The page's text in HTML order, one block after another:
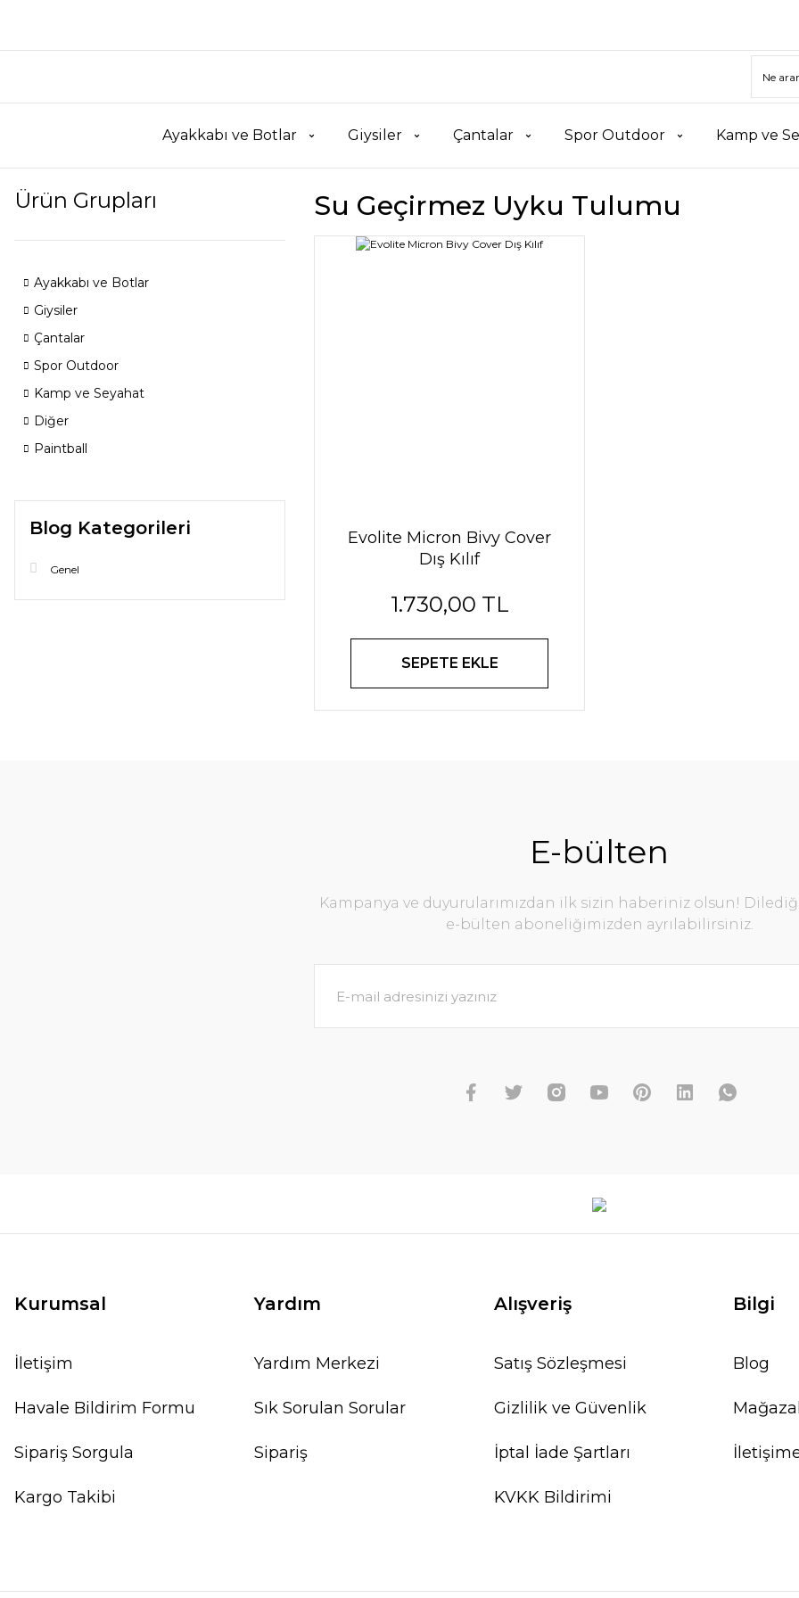
Ayakkabı ve Botlar Giysiler Çantalar Spor Outdoor Kamp ve
Ürün Grupları
Ayakkabı ve Botlar
Giysiler
Çantalar
Spor Outdoor
Kamp ve Seyahat
Diğer
Paintball
Blog Kategorileri
Genel
Su Geçirmez Uyku Tulumu
Evolite Micron Bivy Cover
Dış Kılıf
1.730,00 TL
SEPETE EKLE
E-bülten
Kampanya ve duyurularımızdan ilk sizin haberiniz olsun!
e-bülten aboneliğimizden ayrılabilirsiniz.
Kurumsal
İletişim
Havale Bildirim Formu
Sipariş Sorgula
Kargo Takibi
Yardım
Yardım Merkezi
Sık Sorulan Sorular
Sipariş
Alışveriş
Satış Sözleşmesi
Gizlilik ve Güvenlik
İptal İade Şartları
KVKK Bildirimi
Bilgi
Blog